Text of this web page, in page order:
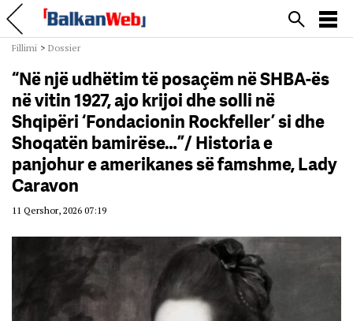
Fillimi > Dossier
“Në një udhëtim të posaçëm në SHBA-ës
në vitin 1927, ajo krijoi dhe solli në
Shqipëri ‘Fondacionin Rockfeller’ si dhe
Shoqatën bamirëse…”/ Historia e
panjohur e amerikanes së famshme, Lady
Caravon
11 Qershor, 2026 07:19